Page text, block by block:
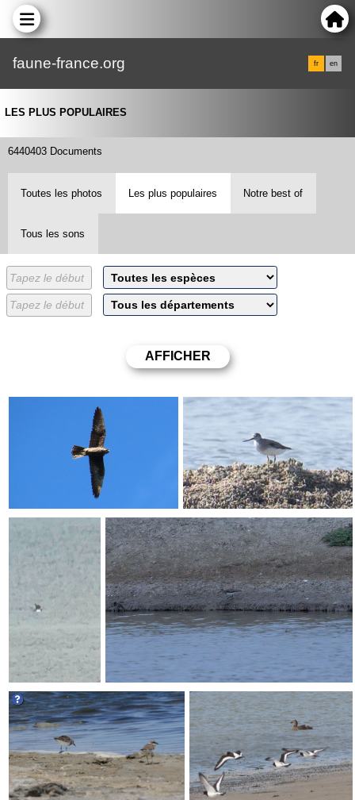
faune-france.org fr en
LES PLUS POPULAIRES
6440403 Documents
Toutes les photos Les plus populaires Notre best of
Tous les sons